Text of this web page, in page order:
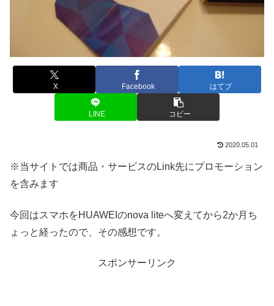
X Facebook はてブ
LINE コピー
2020.05.01
※当サイトでは商品・サービスのLink先にプロモーション
を含みます
今回はスマホをHUAWEIのnova liteへ変えてから2か月ち
ょっと経ったので、その感想です。
スポンサーリンク